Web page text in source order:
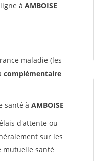
à AMBOISE
maladie (les
complémentaire
santé à AMBOISE
d'attente ou
sur les
mutuelle santé